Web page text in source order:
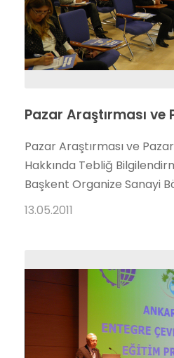
Pazar Araştırması ve
Hakkında Tebliğ
Başkent Organize Sanayi
13.05.2011